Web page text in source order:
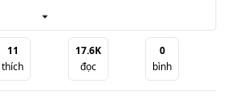
niên ca hành thế giới, Lý Tự Tại trở
tử, cũng ngoài ý muốn đã thức
hệ thống, chỉ cần sủng thê liền
11
thích
17.6K
đọc
0
bình